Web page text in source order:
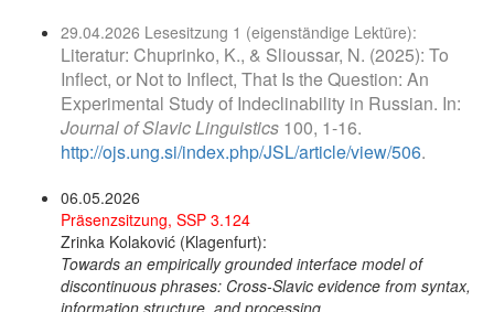
29.04.2026 Lesesitzung 1 (eigenständige Lektüre):
Literatur: Chuprinko, K., & Slioussar, N. (2025): To
Inflect, or Not to Inflect, That Is the Question: An
Experimental Study of Indeclinability in Russian. In:
Journal of Slavic Linguistics 100, 1-16.
http://ojs.ung.si/index.php/JSL/article/view/506.
06.05.2026
Präsenzsitzung, SSP 3.124
Zrinka Kolaković (Klagenfurt):
Towards an empirically grounded interface model of
discontinuous phrases: Cross-Slavic evidence from syntax,
information structure, and processing